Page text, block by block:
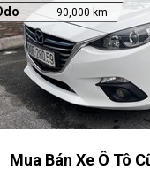
90,000 km
Mua Bán Xe Ô Tô